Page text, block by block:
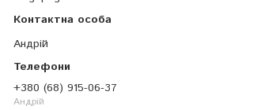
Андрій
+380 (68) 915-06-37
Андрій